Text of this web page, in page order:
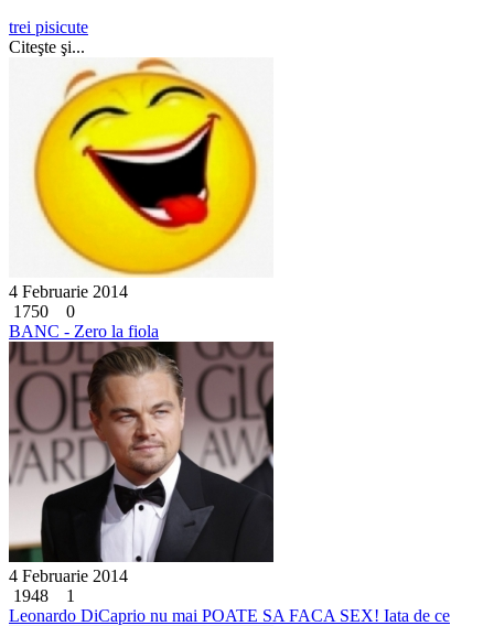
trei pisicute
Citeşte şi...
4 Februarie 2014
1750
0
BANC - Zero la fiola
4 Februarie 2014
1948
1
Leonardo DiCaprio nu mai POATE SA FACA SEX! Iata de ce